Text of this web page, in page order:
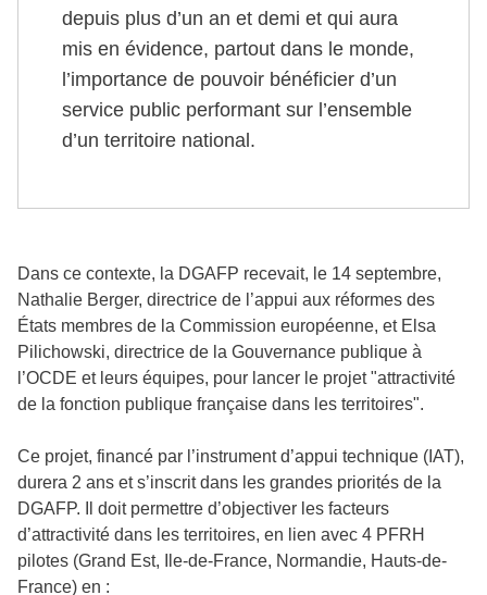
depuis plus d’un an et demi et qui aura
mis en évidence, partout dans le monde,
l’importance de pouvoir bénéficier d’un
service public performant sur l’ensemble
d’un territoire national.
Dans ce contexte, la DGAFP recevait, le 14 septembre,
Nathalie Berger, directrice de l’appui aux réformes des
États membres de la Commission européenne, et Elsa
Pilichowski, directrice de la Gouvernance publique à
l’OCDE et leurs équipes, pour lancer le projet "attractivité
de la fonction publique française dans les territoires".
Ce projet, financé par l’instrument d’appui technique (IAT),
durera 2 ans et s’inscrit dans les grandes priorités de la
DGAFP. Il doit permettre d’objectiver les facteurs
d’attractivité dans les territoires, en lien avec 4 PFRH
pilotes (Grand Est, Ile-de-France, Normandie, Hauts-de-
France) en :